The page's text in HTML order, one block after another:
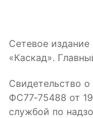
Сетевое
«Каскад».
Свидетельство
ФС77‑75488 от
службой по